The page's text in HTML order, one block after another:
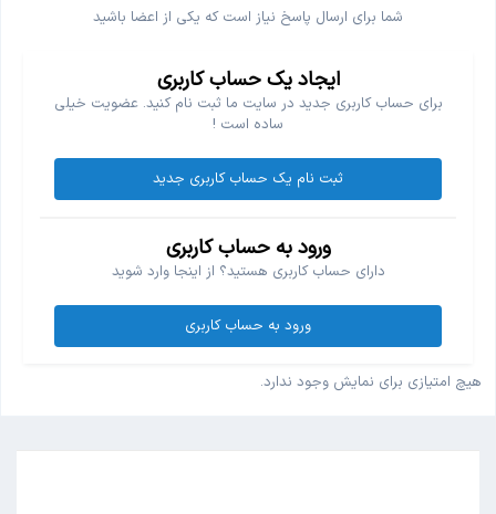
شما برای ارسال پاسخ نیاز است که یکی از اعضا باشید
ایجاد یک حساب کاربری
برای حساب کاربری جدید در سایت ما ثبت نام کنید. عضویت خیلی
ساده است !
ثبت نام یک حساب کاربری جدید
ورود به حساب کاربری
دارای حساب کاربری هستید؟ از اینجا وارد شوید
ورود به حساب کاربری
هیچ امتیازی برای نمایش وجود ندارد.